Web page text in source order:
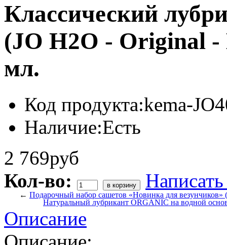
Классический
(JO H2O - Original -
мл.
Код продукта:kema-
Наличие:Есть
2 769руб
Кол-во:
← Подарочный набор сашетов «Новинка для
Натуральный лубрикант ORGANIC на водной
Описание